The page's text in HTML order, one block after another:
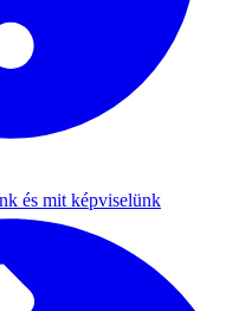
és mit képviselünk